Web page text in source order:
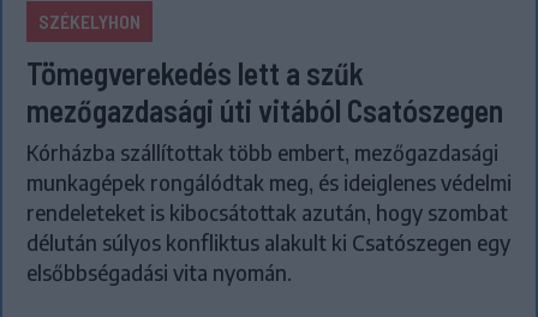
SZÉKELYHON
Tömegverekedés lett a szűk
mezőgazdasági úti vitából Csatószegen
Kórházba szállítottak több embert, mezőgazdasági
munkagépek rongálódtak meg, és ideiglenes védelmi
rendeleteket is kibocsátottak azután, hogy szombat
délután súlyos konfliktus alakult ki Csatószegen egy
elsőbbségadási vita nyomán.